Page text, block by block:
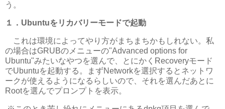
う。
１．Ubuntuをリカバリーモードで起動
これは環境によってやり方がまちまちかもしれない。私
の場合はGRUBのメニューの"Advanced options for
Ubuntu"みたいなやつを選んで、とにかくRecoveryモード
でUbuntuを起動する。まずNetworkを選択するとネットワ
ークが使えるようになるらしいので、それを選んだあとに
Rootを選んでプロンプトを表示。